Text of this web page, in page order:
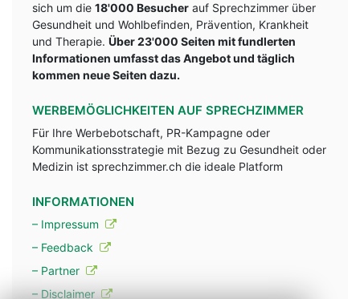
sich um die 18'000 Besucher auf Sprechzimmer über
Gesundheit und Wohlbefinden, Prävention, Krankheit
und Therapie. Über 23'000 Seiten mit fundlerten
Informationen umfasst das Angebot und täglich
kommen neue Seiten dazu.
WERBEMÖGLICHKEITEN AUF SPRECHZIMMER
Für Ihre Werbebotschaft, PR-Kampagne oder
Kommunikationsstrategie mit Bezug zu Gesundheit oder
Medizin ist sprechzimmer.ch die ideale Platform
INFORMATIONEN
– Impressum
– Feedback
– Partner
– Disclaimer